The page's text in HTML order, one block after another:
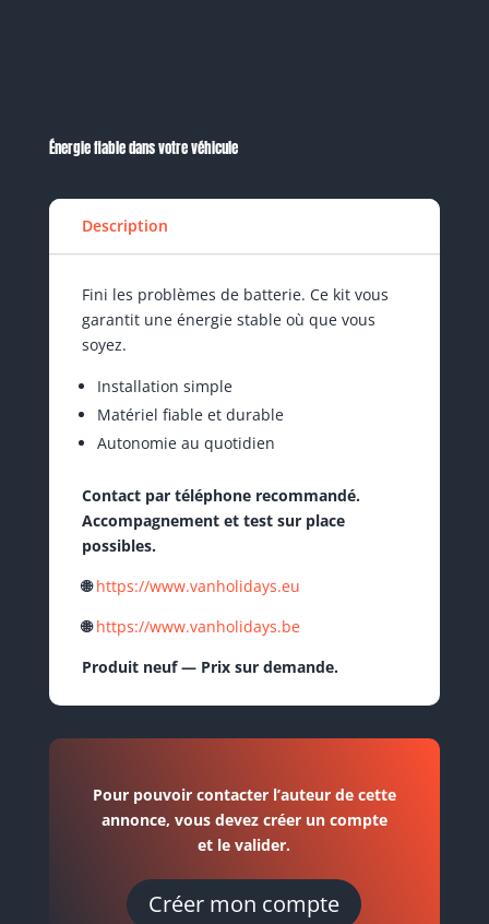
Énergie fiable dans votre véhicule
Description
Fini les problèmes de batterie. Ce kit vous
garantit une énergie stable où que vous
soyez.
Installation simple
Matériel fiable et durable
Autonomie au quotidien
Contact par téléphone recommandé.
Accompagnement et test sur place
possibles.
🌐https://www.vanholidays.eu
🌐https://www.vanholidays.be
Produit neuf — Prix sur demande.
Pour pouvoir contacter l’auteur de cette
annonce, vous devez créer un compte
et le valider.
Créer mon compte